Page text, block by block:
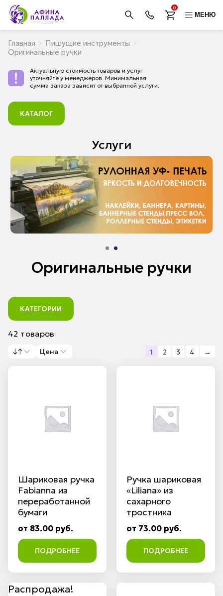
0
МЕНЮ
Главная
Пишущие инструменты
Оригинальные ручки
Актуальную стоимость товаров и услуг
уточняйте у менеджеров. Минимальная
сумма заказа зависит от выбранной услуги.
КАТАЛОГ
Услуги
Оригинальные ручки
КАТЕГОРИИ
42 товаров
↓↑ Цена 1 2 3 4 →
Шариковая ручка
Fabianna из
переработанной
бумаги
от 83.00 руб.
ПОДРОБНЕЕ
Ручка шариковая
«Liliana» из
сахарного
тростника
от 73.00 руб.
ПОДРОБНЕЕ
Распродажа!